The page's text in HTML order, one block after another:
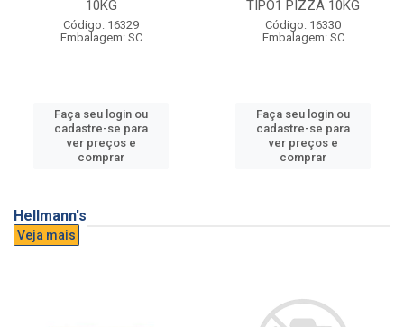
10KG
Código: 16329
Embalagem: SC
Faça seu login ou
cadastre-se para
ver preços e
comprar
TIPO1 PIZZA 10KG
Código: 16330
Embalagem: SC
Faça seu login ou
cadastre-se para
ver preços e
comprar
Hellmann's
Veja mais